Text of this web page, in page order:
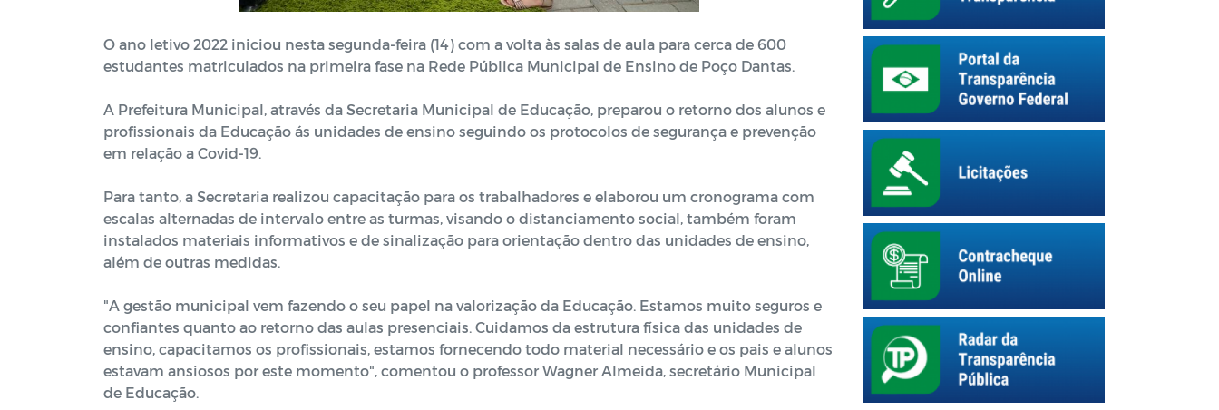
O ano letivo 2022 iniciou nesta segunda-feira (14) com a volta às salas de aula para cerca de 600
estudantes matriculados na primeira fase na Rede Pública Municipal de Ensino de Poço Dantas.
A Prefeitura Municipal, através da Secretaria Municipal de Educação, preparou o retorno dos alunos e
profissionais da Educação ás unidades de ensino seguindo os protocolos de segurança e prevenção
em relação a Covid-19.
Para tanto, a Secretaria realizou capacitação para os trabalhadores e elaborou um cronograma com
escalas alternadas de intervalo entre as turmas, visando o distanciamento social, também foram
instalados materiais informativos e de sinalização para orientação dentro das unidades de ensino,
além de outras medidas.
"A gestão municipal vem fazendo o seu papel na valorização da Educação. Estamos muito seguros e
confiantes quanto ao retorno das aulas presenciais. Cuidamos da estrutura física das unidades de
ensino, capacitamos os profissionais, estamos fornecendo todo material necessário e os pais e alunos
estavam ansiosos por este momento", comentou o professor Wagner Almeida, secretário Municipal
de Educação.